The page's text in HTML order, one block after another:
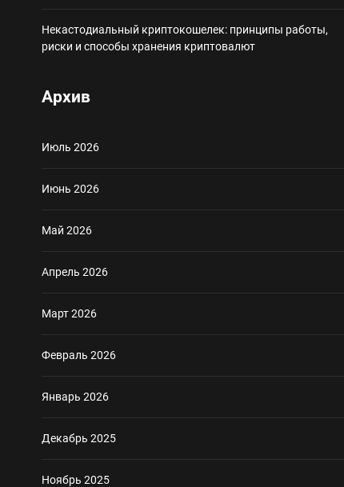
Некастодиальный криптокошелек: принципы работы,
риски и способы хранения криптовалют
Архив
Июль 2026
Июнь 2026
Май 2026
Апрель 2026
Март 2026
Февраль 2026
Январь 2026
Декабрь 2025
Ноябрь 2025